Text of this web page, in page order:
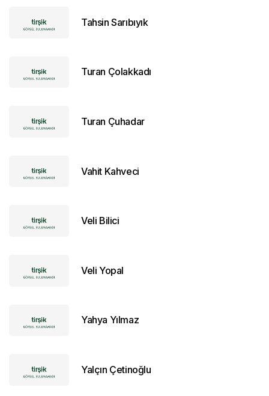
Tahsin Sarıbıyık
Turan Çolakkadı
Turan Çuhadar
Vahit Kahveci
Veli Bilici
Veli Yopal
Yahya Yılmaz
Yalçın Çetinoğlu